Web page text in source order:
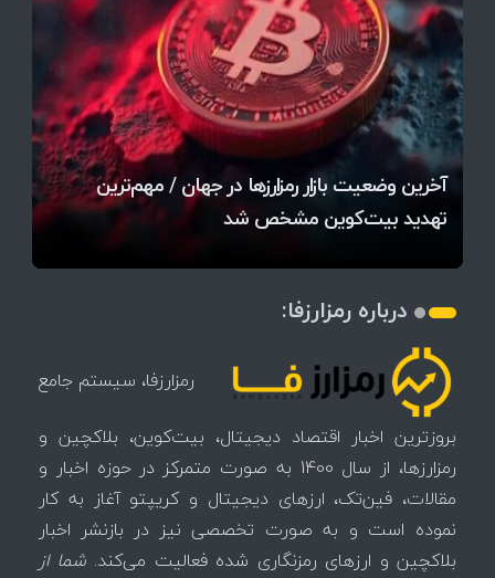
آخرین وضعیت بازار رمزارزها در جهان / مهم‌ترین
تهدید بیت‌کوین مشخص شد
اتفاق تاریخی در بازار رمزارزها / بیت‌کوین سبز شد
قیمت تتر، بیت‌کوین و اتریوم امروز دوشنبه ۵ مرداد
۱۴۰۵ | بیت‌کوین این مرز را از دست بدهد، همه‌چیز
تغییر می‌کند
رقابت پنهان دولت‌ها بر سر بیت‌کوین/ ۱۰ کشور برتر
کدامند؟
اتفاق مهم در بازار رمزارزها / بیت‌کوین وارد فاز تازه شد
تازه‌ترین رسوایی ارز دیجیتال؛ شکایت میلیاردی روی
میز / ۶۲۲ بیت‌کوین کجا رفت؟
بحران بدهی شرکت‌ها و خطر فروش اجباری میلیاردها
دلار بیت‌کوین
آیا بیت‌کوین دوباره به کانال ۴۴ هزار دلار برمی‌گردد؟
درباره رمزارزفا:
رمزارزفا، سیستم جامع
بروزترین اخبار اقتصاد دیجیتال، بیت‌کوین، بلاکچین و
رمزارزها، از سال 1400 به صورت متمرکز در حوزه اخبار و
مقالات، فین‌تک، ارزهای‌ دیجیتال و کریپتو آغاز به کار
نموده است و به صورت تخصصی نیز در بازنشر اخبار
بلاکچین و ارزهای رمزنگاری شده فعالیت می‌کند.شما از